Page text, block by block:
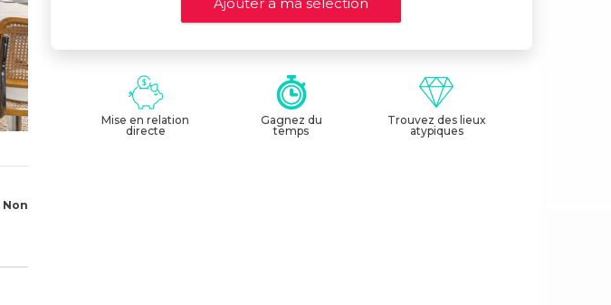
Non
Mise en relation
directe
Gagnez du
temps
Trouvez des lieux
atypiques